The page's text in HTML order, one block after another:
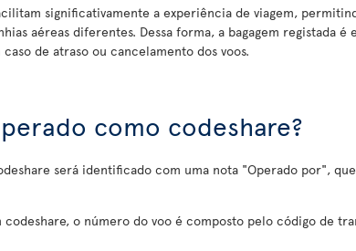
significativamente a experiência de viagem,
aéreas diferentes. Dessa forma, a bagagem registada é
de atraso ou cancelamento dos voos.
como codeshare?
será identificado com uma nota "Operado por",
o número do voo é composto pelo código de